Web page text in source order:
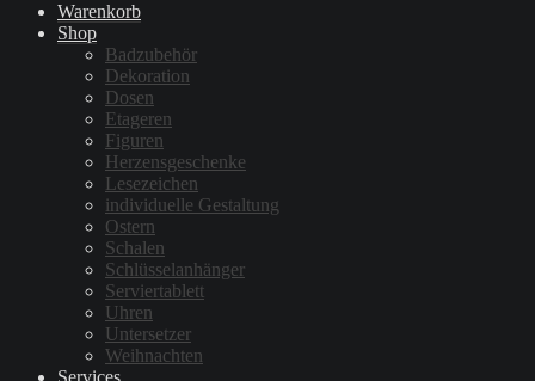
Warenkorb
Shop
Badzubehör
Dekoration
Dosen
Etageren
Figuren
Herzensgeschenke
Lesezeichen
individuelle Gestaltung
Ostern
Schalen
Schlüsselanhänger
Serviertablett
Uhren
Untersetzer
Weihnachten
Services